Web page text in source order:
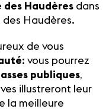
des Haudères dans
des Haudères.
de vous
: vous pourrez
publiques,
illustreront leur
la meilleure